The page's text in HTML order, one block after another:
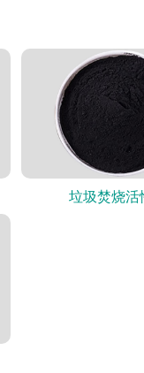
垃圾焚烧活